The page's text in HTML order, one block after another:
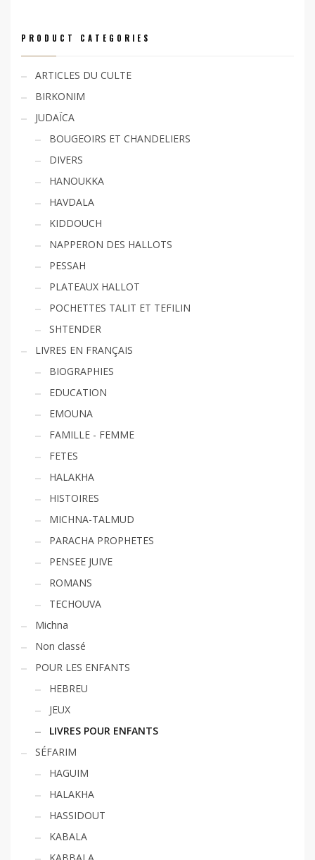
PRODUCT CATEGORIES
ARTICLES DU CULTE
BIRKONIM
JUDAÏCA
BOUGEOIRS ET CHANDELIERS
DIVERS
HANOUKKA
HAVDALA
KIDDOUCH
NAPPERON DES HALLOTS
PESSAH
PLATEAUX HALLOT
POCHETTES TALIT ET TEFILIN
SHTENDER
LIVRES EN FRANÇAIS
BIOGRAPHIES
EDUCATION
EMOUNA
FAMILLE - FEMME
FETES
HALAKHA
HISTOIRES
MICHNA-TALMUD
PARACHA PROPHETES
PENSEE JUIVE
ROMANS
TECHOUVA
Michna
Non classé
POUR LES ENFANTS
HEBREU
JEUX
LIVRES POUR ENFANTS
SÉFARIM
HAGUIM
HALAKHA
HASSIDOUT
KABALA